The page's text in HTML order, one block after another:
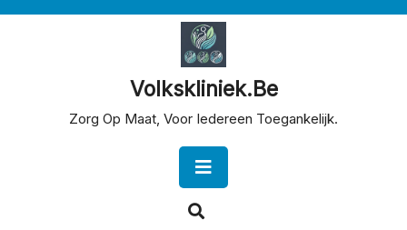
Volkskliniek.be
Zorg Op Maat, Voor Iedereen Toegankelijk.